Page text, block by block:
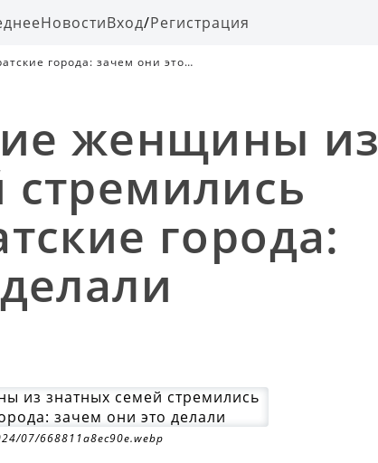
НовостиВход/Регистрация
города: зачем они это
женщины из
города:
07/668811a8ec90e.webp